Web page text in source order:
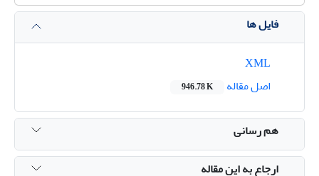
فایل ها
اصل مقاله
946.78 K
هم رسانی
ارجاع به این مقاله